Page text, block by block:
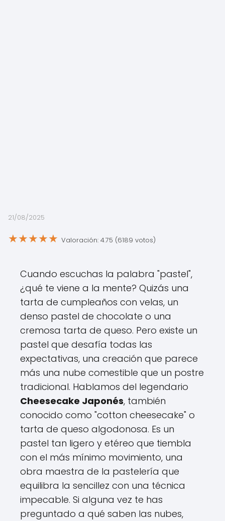
21/08/2025
★★★★★ Valoración: 4.75 (6189 votos)
Cuando escuchas la palabra "pastel",
¿qué te viene a la mente? Quizás una
tarta de cumpleaños con velas, un
denso pastel de chocolate o una
cremosa tarta de queso. Pero existe un
pastel que desafía todas las
expectativas, una creación que parece
más una nube comestible que un postre
tradicional. Hablamos del legendario
Cheesecake Japonés, también
conocido como "cotton cheesecake" o
tarta de queso algodonosa. Es un
pastel tan ligero y etéreo que tiembla
con el más mínimo movimiento, una
obra maestra de la pastelería que
equilibra la sencillez con una técnica
impecable. Si alguna vez te has
preguntado a qué saben las nubes,